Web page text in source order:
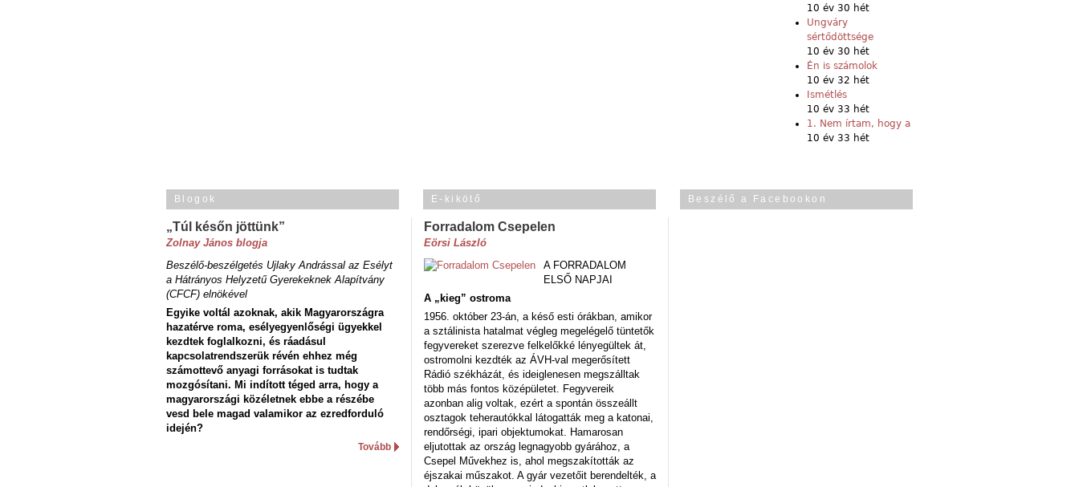
10 év 30 hét
Ungváry
sértődöttsége
10 év 30 hét
Én is számolok
10 év 32 hét
Ismétlés
10 év 33 hét
1. Nem írtam, hogy a
10 év 33 hét
Blogok
„Túl későn jöttünk”
Zolnay János blogja
Beszélő-beszélgetés Ujlaky Andrással az Esélyt
a Hátrányos Helyzetű Gyerekeknek Alapítvány
(CFCF) elnökével
Egyike voltál azoknak, akik Magyarországra
hazatérve roma, esélyegyenlőségi ügyekkel
kezdtek foglalkozni, és ráadásul
kapcsolatrendszerük révén ehhez még
számottevő anyagi forrásokat is tudtak
mozgósítani. Mi indított téged arra, hogy a
magyarországi közéletnek ebbe a részébe
vesd bele magad valamikor az ezredforduló
idején?
Tovább
E-kikötő
Forradalom Csepelen
Eörsi László
A FORRADALOM
ELSŐ NAPJAI
A „kieg” ostroma
1956. október 23-án, a késő esti órákban, amikor
a sztálinista hatalmat végleg megelégelő tüntetők
fegyvereket szerezve felkelőkké lényegültek át,
ostromolni kezdték az ÁVH-val megerősített
Rádió székházát, és ideiglenesen megszálltak
több más fontos középületet. Fegyvereik
azonban alig voltak, ezért a spontán összeállt
osztagok teherautókkal látogatták meg a katonai,
rendőrségi, ipari objektumokat. Hamarosan
eljutottak az ország legnagyobb gyárához, a
Csepel Művekhez is, ahol megszakították az
éjszakai műszakot. A gyár vezetőit berendelték, a
Beszélő a Facebookon